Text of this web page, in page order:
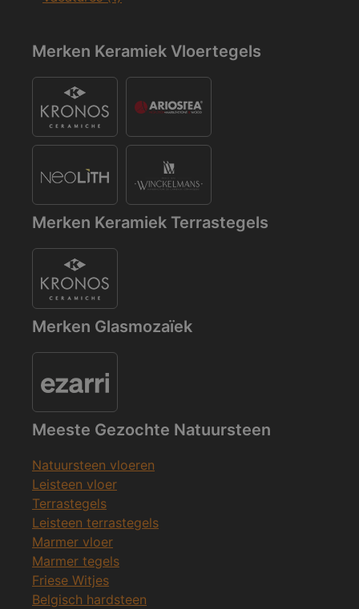
Merken Keramiek Vloertegels
Merken Keramiek Terrastegels
Merken Glasmozaïek
Meeste Gezochte Natuursteen
Natuursteen vloeren
Leisteen vloer
Terrastegels
Leisteen terrastegels
Marmer vloer
Marmer tegels
Friese Witjes
Belgisch hardsteen